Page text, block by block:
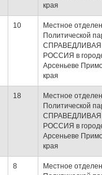
края
10
Местное
Политической
СПРАВЕДЛИВАЯ
РОССИЯ в
Арсеньеве
края
18
Местное
Политической
СПРАВЕДЛИВАЯ
РОССИЯ в
Арсеньеве
края
8
Местное